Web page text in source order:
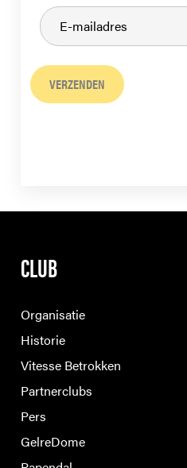
VERZENDEN
CLUB
Organisatie
Historie
Vitesse Betrokken
Partnerclubs
Pers
GelreDome